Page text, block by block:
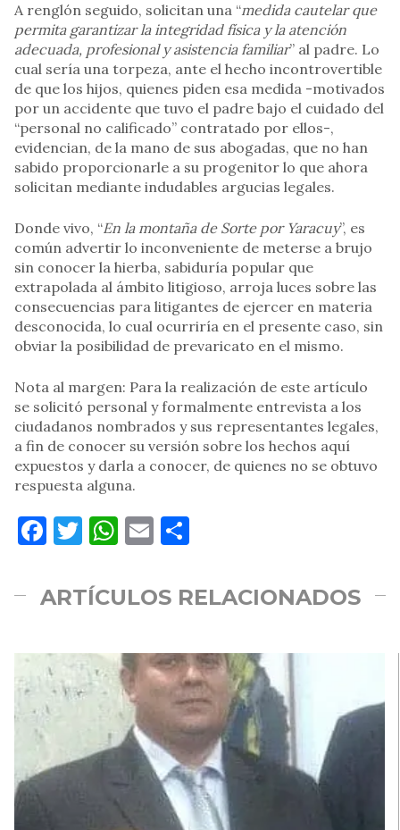
A renglón seguido, solicitan una “medida cautelar que
permita garantizar la integridad física y la atención
adecuada, profesional y asistencia familiar” al padre. Lo
cual sería una torpeza, ante el hecho incontrovertible
de que los hijos, quienes piden esa medida -motivados
por un accidente que tuvo el padre bajo el cuidado del
“personal no calificado” contratado por ellos-,
evidencian, de la mano de sus abogadas, que no han
sabido proporcionarle a su progenitor lo que ahora
solicitan mediante indudables argucias legales.
Donde vivo, “En la montaña de Sorte por Yaracuy”, es
común advertir lo inconveniente de meterse a brujo
sin conocer la hierba, sabiduría popular que
extrapolada al ámbito litigioso, arroja luces sobre las
consecuencias para litigantes de ejercer en materia
desconocida, lo cual ocurriría en el presente caso, sin
obviar la posibilidad de prevaricato en el mismo.
Nota al margen: Para la realización de este artículo
se solicitó personal y formalmente entrevista a los
ciudadanos nombrados y sus representantes legales,
a fin de conocer su versión sobre los hechos aquí
expuestos y darla a conocer, de quienes no se obtuvo
respuesta alguna.
Facebook
Twitter
WhatsApp
Email
ARTÍCULOS RELACIONADOS